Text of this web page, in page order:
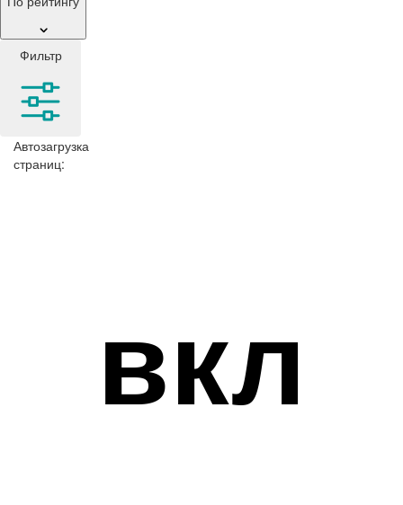
Фильтр
Автозагрузка
страниц:
вкл